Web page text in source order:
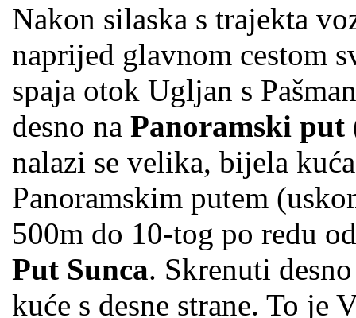
Nakon silaska s trajekta
naprijed glavnom cestom
spaja otok Ugljan s
desno na Panoramski put
nalazi se velika, bijela
Panoramskim putem
500m do 10-tog po redu
Put Sunca. Skrenuti
kuće s desne strane. To